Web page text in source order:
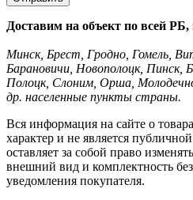
Доставим на объект по всей РБ,
Минск, Брест, Гродно, Гомель,
Барановичи, Новополоцк, Пинск,
Полоцк, Слоним, Орша,
др. населенные пункты страны.
Вся информация на сайте о
характер и не является
оставляет за собой право
внешний вид и комплектность
уведомления покупателя.